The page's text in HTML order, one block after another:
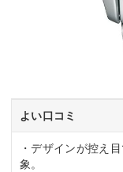
よい口コミ
・デザインが控え
象。